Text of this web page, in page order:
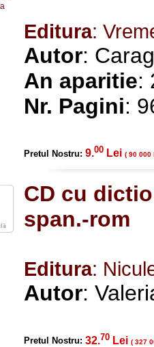
Editura:
Autor:
An aparitie:
Nr. Pagini:
Pretul Nostru: 9.00 Lei ( 90 000
CD cu
span.-rom
Editura:
Autor:
Pretul Nostru: 32.70 Lei ( 327